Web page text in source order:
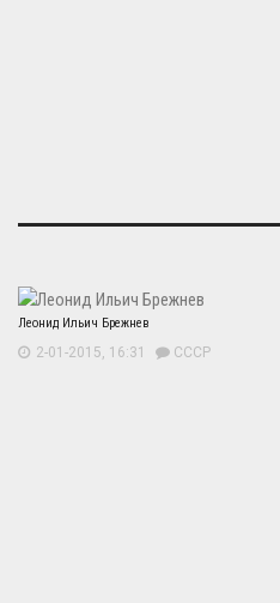
Леонид Ильич Брежнев
2-01-2015, 16:31 СССР